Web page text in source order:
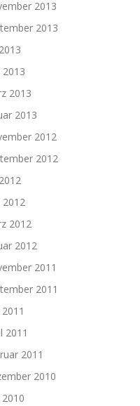
2013
2013
2013
2013
2013
2012
2012
2012
2012
2012
2011
2011
2011
2011
2011
2010
2010